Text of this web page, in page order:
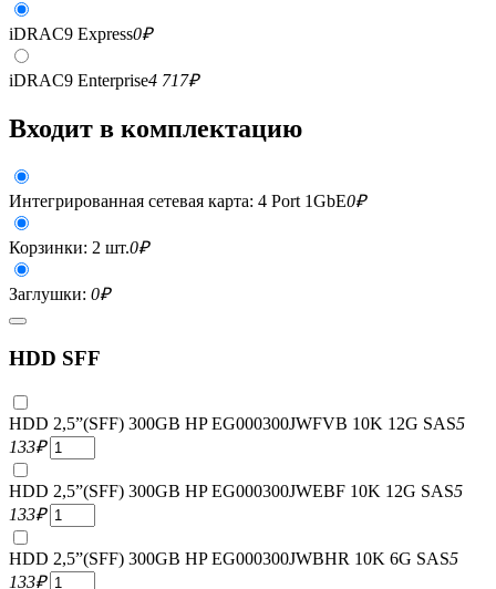
iDRAC9 Express0₽
iDRAC9 Enterprise4 717₽
Входит в комплектацию
Интегрированная сетевая карта: 4 Port 1GbE0₽
Корзинки: 2 шт.0₽
Заглушки: 0₽
HDD SFF
HDD 2,5”(SFF) 300GB HP EG000300JWFVB 10K 12G SAS5
133₽
HDD 2,5”(SFF) 300GB HP EG000300JWEBF 10K 12G SAS5
133₽
HDD 2,5”(SFF) 300GB HP EG000300JWBHR 10K 6G SAS5
133₽